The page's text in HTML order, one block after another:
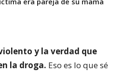
y la verdad que
la droga. Eso es lo que sé